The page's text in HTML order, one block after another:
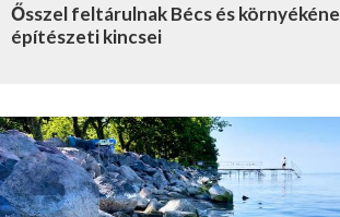
Ősszel feltárulnak Bécs és
építészeti kincsei